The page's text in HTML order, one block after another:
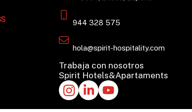
944 328 575
hola@spirit-hospitality.com
Trabaja con nosotros
Spirit Hotels&Apartaments